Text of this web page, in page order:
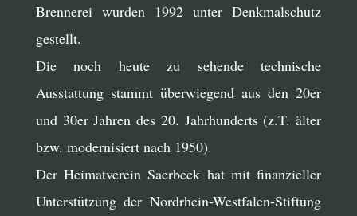
Brennerei wurden 1992 unter Denkmalschutz
gestellt.
Die noch heute zu sehende technische
Ausstattung stammt überwiegend aus den 20er
und 30er Jahren des 20. Jahrhunderts (z.T. älter
bzw. modernisiert nach 1950).
Der Heimatverein Saerbeck hat mit finanzieller
Unterstützung der Nordrhein-Westfalen-Stiftung